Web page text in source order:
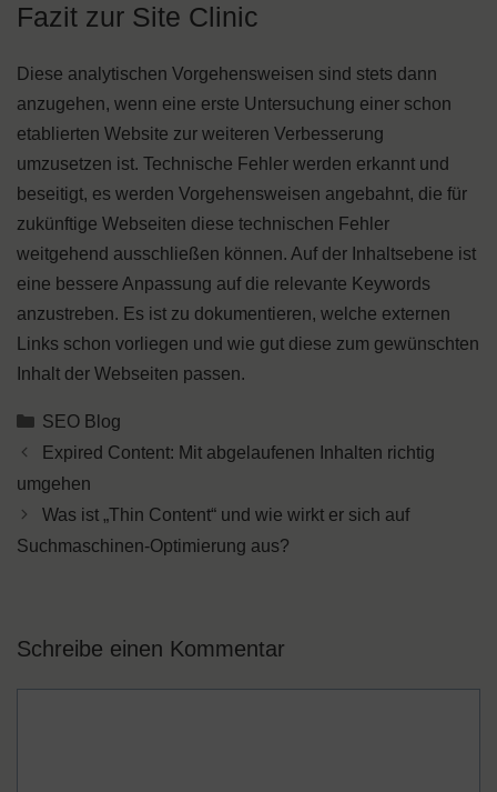
Fazit zur Site Clinic
Diese analytischen Vorgehensweisen sind stets dann
anzugehen, wenn eine erste Untersuchung einer schon
etablierten Website zur weiteren Verbesserung
umzusetzen ist. Technische Fehler werden erkannt und
beseitigt, es werden Vorgehensweisen angebahnt, die für
zukünftige Webseiten diese technischen Fehler
weitgehend ausschließen können. Auf der Inhaltsebene ist
eine bessere Anpassung auf die relevante Keywords
anzustreben. Es ist zu dokumentieren, welche externen
Links schon vorliegen und wie gut diese zum gewünschten
Inhalt der Webseiten passen.
Kategorien
SEO Blog
Expired Content: Mit abgelaufenen Inhalten richtig
umgehen
Was ist „Thin Content“ und wie wirkt er sich auf
Suchmaschinen-Optimierung aus?
Schreibe einen Kommentar